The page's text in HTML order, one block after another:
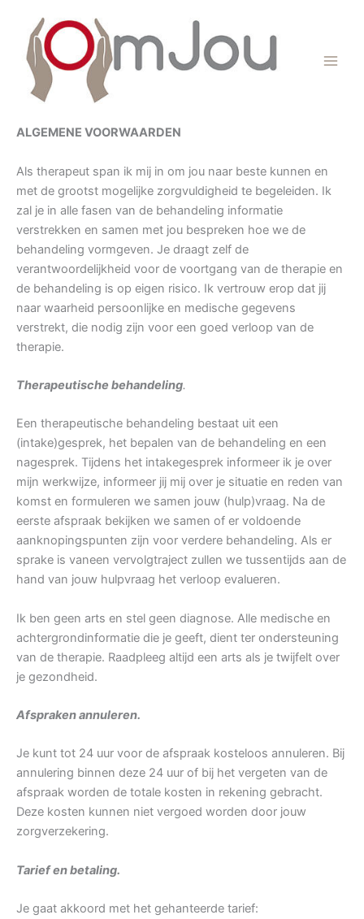
inhoud
ALGEMENE VOORWAARDEN
Als therapeut span ik mij in om jou naar beste kunnen en
met de grootst mogelijke zorgvuldigheid te begeleiden. Ik
zal je in alle fasen van de behandeling informatie
verstrekken en samen met jou bespreken hoe we de
behandeling vormgeven. Je draagt zelf de
verantwoordelijkheid voor de voortgang van de therapie en
de behandeling is op eigen risico. Ik vertrouw erop dat jij
naar waarheid persoonlijke en medische gegevens
verstrekt, die nodig zijn voor een goed verloop van de
therapie.
Therapeutische behandeling.
Een therapeutische behandeling bestaat uit een
(intake)gesprek, het bepalen van de behandeling en een
nagesprek. Tijdens het intakegesprek informeer ik je over
mijn werkwijze, informeer jij mij over je situatie en reden van
komst en formuleren we samen jouw (hulp)vraag. Na de
eerste afspraak bekijken we samen of er voldoende
aanknopingspunten zijn voor verdere behandeling. Als er
sprake is vaneen vervolgtraject zullen we tussentijds aan de
hand van jouw hulpvraag het verloop evalueren.
Ik ben geen arts en stel geen diagnose. Alle medische en
achtergrondinformatie die je geeft, dient ter ondersteuning
van de therapie. Raadpleeg altijd een arts als je twijfelt over
je gezondheid.
Afspraken annuleren.
Je kunt tot 24 uur voor de afspraak kosteloos annuleren. Bij
annulering binnen deze 24 uur of bij het vergeten van de
afspraak worden de totale kosten in rekening gebracht.
Deze kosten kunnen niet vergoed worden door jouw
zorgverzekering.
Tarief en betaling.
Je gaat akkoord met het gehanteerde tarief: